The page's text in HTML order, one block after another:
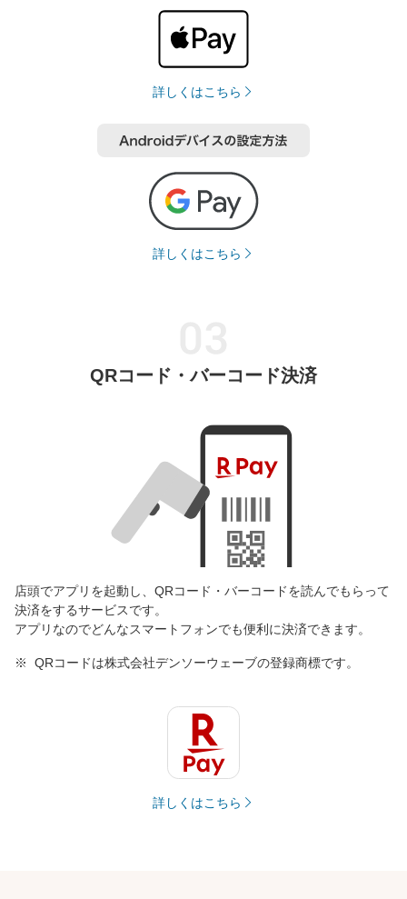
詳しくはこちら
詳しくはこちら
QRコード・バーコード決済
店頭でアプリを起動し、QRコード・バーコードを読んでもらって
決済をするサービスです。
アプリなのでどんなスマートフォンでも便利に決済できます。
QRコードは株式会社デンソーウェーブの登録商標です。
詳しくはこちら